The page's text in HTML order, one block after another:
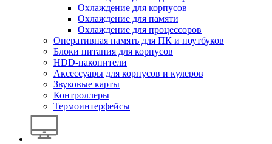
Охлаждение для корпусов
Охлаждение для памяти
Охлаждение для процессоров
Оперативная память для ПК и ноутбуков
Блоки питания для корпусов
HDD-накопители
Аксессуары для корпусов и кулеров
Звуковые карты
Контроллеры
Термоинтерфейсы